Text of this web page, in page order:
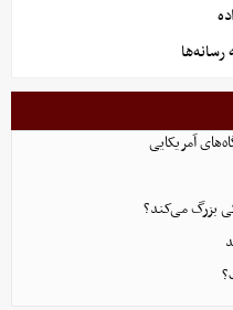
آمریکایی
بزرگ می‌کند؟